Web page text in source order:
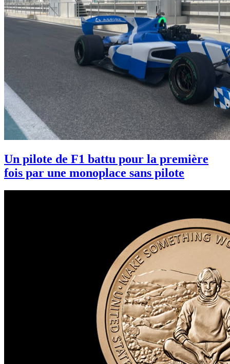
Un pilote de F1 battu pour la première
fois par une monoplace sans pilote